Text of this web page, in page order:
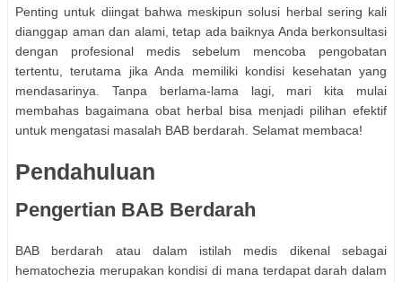
Penting untuk diingat bahwa meskipun solusi herbal sering kali
dianggap aman dan alami, tetap ada baiknya Anda berkonsultasi
dengan profesional medis sebelum mencoba pengobatan
tertentu, terutama jika Anda memiliki kondisi kesehatan yang
mendasarinya. Tanpa berlama-lama lagi, mari kita mulai
membahas bagaimana obat herbal bisa menjadi pilihan efektif
untuk mengatasi masalah BAB berdarah. Selamat membaca!
Pendahuluan
Pengertian BAB Berdarah
BAB berdarah atau dalam istilah medis dikenal sebagai
hematochezia merupakan kondisi di mana terdapat darah dalam